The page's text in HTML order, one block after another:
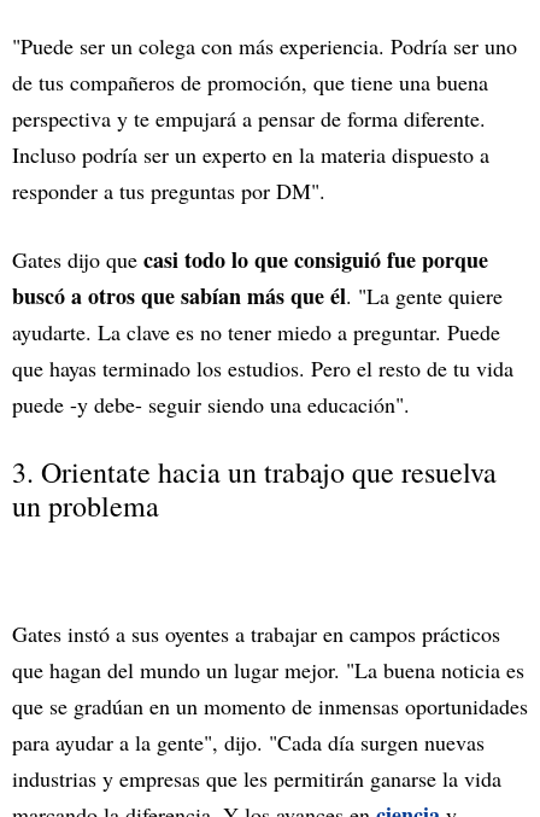
"Puede ser un colega con más experiencia. Podría ser uno
de tus compañeros de promoción, que tiene una buena
perspectiva y te empujará a pensar de forma diferente.
Incluso podría ser un experto en la materia dispuesto a
responder a tus preguntas por DM".
Gates dijo que casi todo lo que consiguió fue porque
buscó a otros que sabían más que él. "La gente quiere
ayudarte. La clave es no tener miedo a preguntar. Puede
que hayas terminado los estudios. Pero el resto de tu vida
puede -y debe- seguir siendo una educación".
3. Orientate hacia un trabajo que resuelva
un problema
Gates instó a sus oyentes a trabajar en campos prácticos
que hagan del mundo un lugar mejor. "La buena noticia es
que se gradúan en un momento de inmensas oportunidades
para ayudar a la gente", dijo. "Cada día surgen nuevas
industrias y empresas que les permitirán ganarse la vida